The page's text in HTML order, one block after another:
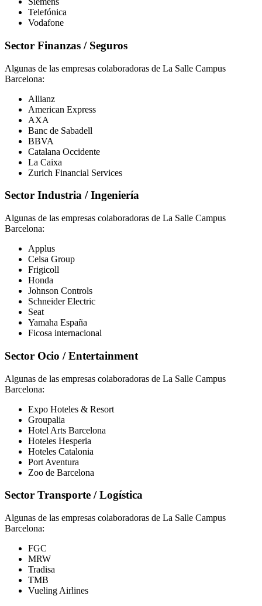
Telefónica
Vodafone
Sector Finanzas / Seguros
Algunas de las empresas colaboradoras de La Salle Campus
Barcelona:
Allianz
American Express
AXA
Banc de Sabadell
BBVA
Catalana Occidente
La Caixa
Zurich Financial Services
Sector Industria / Ingeniería
Algunas de las empresas colaboradoras de La Salle Campus
Barcelona:
Applus
Celsa Group
Frigicoll
Honda
Johnson Controls
Schneider Electric
Seat
Yamaha España
Ficosa internacional
Sector Ocio / Entertainment
Algunas de las empresas colaboradoras de La Salle Campus
Barcelona:
Expo Hoteles & Resort
Groupalia
Hotel Arts Barcelona
Hoteles Hesperia
Hoteles Catalonia
Port Aventura
Zoo de Barcelona
Sector Transporte / Logística
Algunas de las empresas colaboradoras de La Salle Campus
Barcelona:
FGC
MRW
Tradisa
TMB
Vueling Airlines